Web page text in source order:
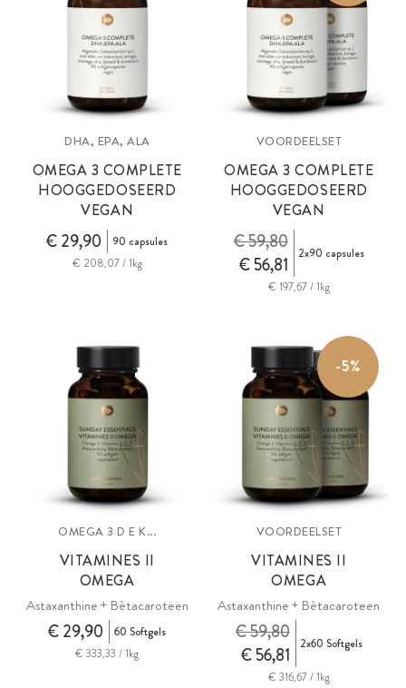
DHA, EPA, ALA
OMEGA 3 COMPLETE
HOOGGEDOSEERD
VEGAN
€ 29,90
90 capsules
€ 208,07 / 1kg
VOORDEELSET
OMEGA 3 COMPLETE
HOOGGEDOSEERD
VEGAN
€ 56,81
€ 59,80 2x90 capsules
€ 197,67 / 1kg
OMEGA 3 D E K...
VITAMINES II
OMEGA
Astaxanthine + Bètacaroteen
€ 29,90
60 Softgels
€ 333,33 / 1kg
-5%
VOORDEELSET
VITAMINES II
OMEGA
Astaxanthine + Bètacaroteen
€ 56,81
€ 59,80 2x60 Softgels
€ 316,67 / 1kg